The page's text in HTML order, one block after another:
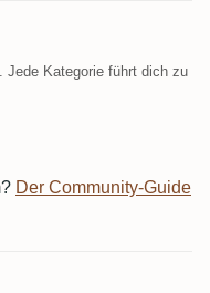
Jede Kategorie führt dich zu
Der Community-Guide